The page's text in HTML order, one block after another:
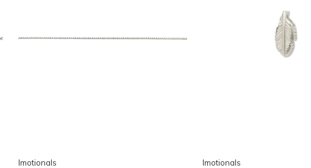
Imotionals Imotionals